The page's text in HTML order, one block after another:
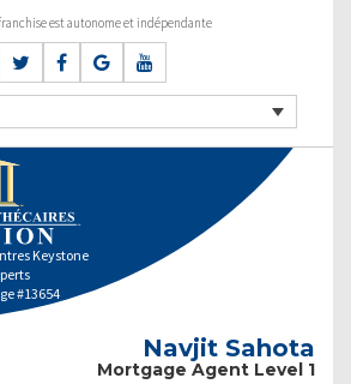
est autonome et indépendante
Keystone
#13654
Navjit Sahota
Mortgage Agent Level 1